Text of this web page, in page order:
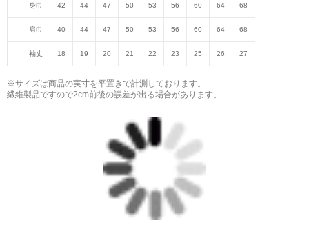
身巾 42 44 47 50 53 56 60 64 68
肩巾 40 44 47 50 53 56 60 64 68
袖丈 18 19 20 21 22 23 25 26 27
※サイズは商品の実寸を平置きで計測しております。
繊維製品ですので2cm前後の誤差が出る場合があります。